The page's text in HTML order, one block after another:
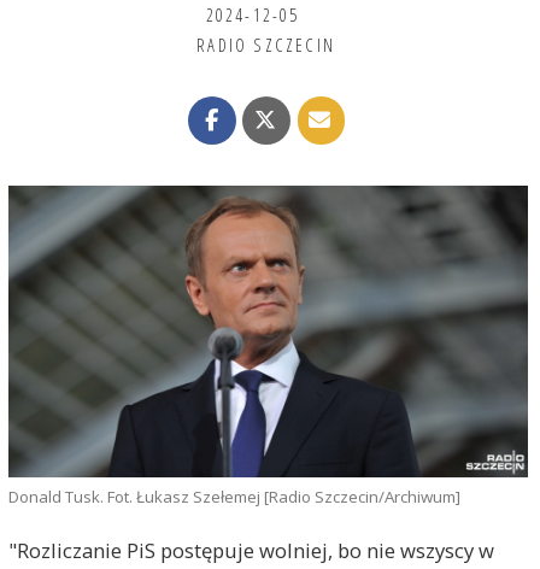
2024-12-05
RADIO SZCZECIN
Donald Tusk. Fot. Łukasz Szełemej [Radio Szczecin/Archiwum]
"Rozliczanie PiS postępuje wolniej, bo nie wszyscy w